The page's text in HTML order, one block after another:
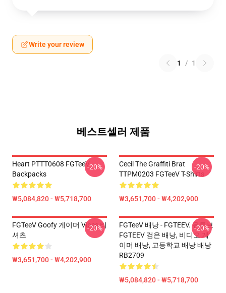
Write your review
1 / 1
베스트셀러 제품
Heart PTTT0608 FGTeeV
Backpacks
₩5,084,820 - ₩5,718,700
-20%
Cecil The Graffiti Brat
TTPM0203 FGTeeV T-Shirts
₩3,651,700 - ₩4,202,900
-20%
FGTeeV Goofy 게이머 Vibes 티
셔츠
₩3,651,700 - ₩4,202,900
-20%
FGTeeV 배낭 - FGTEEV. 유튜브
FGTEEV 검은 배낭, 비디오 게
이머 배낭, 고등학교 배낭 배낭
RB2709
₩5,084,820 - ₩5,718,700
-20%